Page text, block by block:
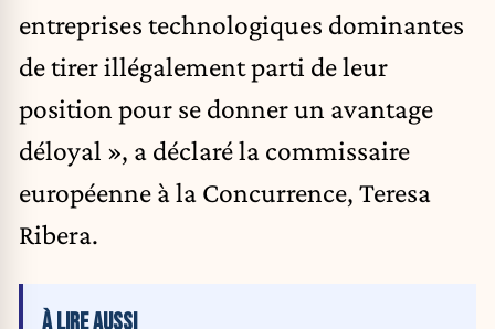
entreprises technologiques dominantes
de tirer illégalement parti de leur
position pour se donner un avantage
déloyal », a déclaré la commissaire
européenne à la Concurrence, Teresa
Ribera.
À LIRE AUSSI